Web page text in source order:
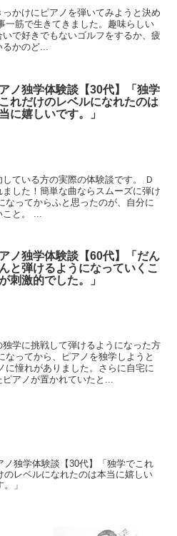
かけにピアノを弾いてみようと決め
一筋で生きてきました。趣味らしい
で好きでもないゴルフをするか、疲
るかのど...
ノ独学体験談【30代】「独学
れだけのレベルになれたのは
に嬉しいです。」
ている方の実際の体験談です。 Ｄ
した！簡単な曲ならスムーズに弾け
なってからふと思ったのが、自分に
と。 ...
ノ独学体験談【60代】「だん
と弾けるようになっていくこ
刺激的でした。」
学に挑戦して弾けるようになった方
ってから、ピアノを独学しようと
に憧れがありました。さらに自宅に
アノが置かれていたと...
ノ独学体験談【30代】「独学でこれ
のレベルになれたのは本当に嬉しい
」